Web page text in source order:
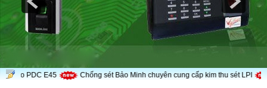
Máy chấm công
PDC E45 Chống sét Bảo Minh chuyên cung cấp kim thu sét LPI